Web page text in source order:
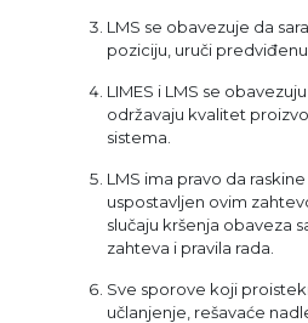
LMS se obavezuje da
poziciju, uruči
LIMES i LMS se
održavaju kvalitet
sistema.
LMS ima pravo da
uspostavljen ovim
slučaju kršenja obaveza
zahteva i pravila rada.
Sve sporove koji
učlanjenje, rešavaće